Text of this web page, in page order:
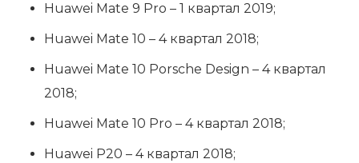
Huawei Mate 9 Pro – 1 квартал 2019;
Huawei Mate 10 – 4 квартал 2018;
Huawei Mate 10 Porsche Design – 4 квартал
2018;
Huawei Mate 10 Pro – 4 квартал 2018;
Huawei P20 – 4 квартал 2018;